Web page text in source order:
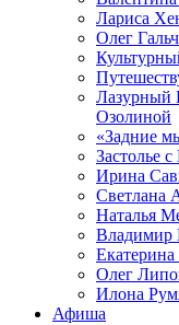
Лариса
Олег
Лазурный
Озолиной
«Задние
Застолье
Ирина
Светлана
Наталья
Владимир
Екатерина
Олег
Илона
Афиша